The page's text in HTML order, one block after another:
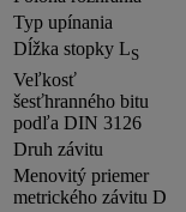
Typ upínania
Dĺžka stopky LS
Veľkosť
šesťhranného bitu
podľa DIN 3126
Druh závitu
Menovitý priemer
metrického závitu D